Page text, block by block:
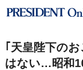
｢天皇陛下の
はない…昭和